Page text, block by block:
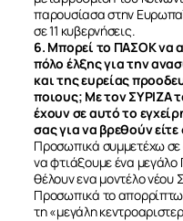
παρουσίασα στην
σε 11 κυβερνήσεις.
6. Μπορεί το ΠΑΣΟΚ να
πόλο έλξης για την
και της ευρείας
ποιους; Με τον ΣΥΡΙΖΑ
έχουν σε αυτό το
σας για να βρεθούν
Προσωπικά συμμετέχω σε
να φτιάξουμε ένα
θέλουν ενα μοντέλο νέου
Προσωπικά το
τη «μεγάλη